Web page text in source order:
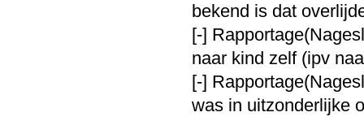
bekend is dat
[-]
naar kind zelf (ipv
[-]
was in uitzonderlijke